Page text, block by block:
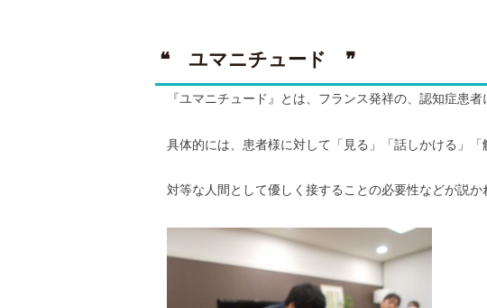
❝ ユマニチュード ❞
『ユマニチュード』とは、フランス発祥の、認知症患
具体的には、患者様に対して「見る」「話しかける」「
対等な人間として優しく接することの必要性などが説か